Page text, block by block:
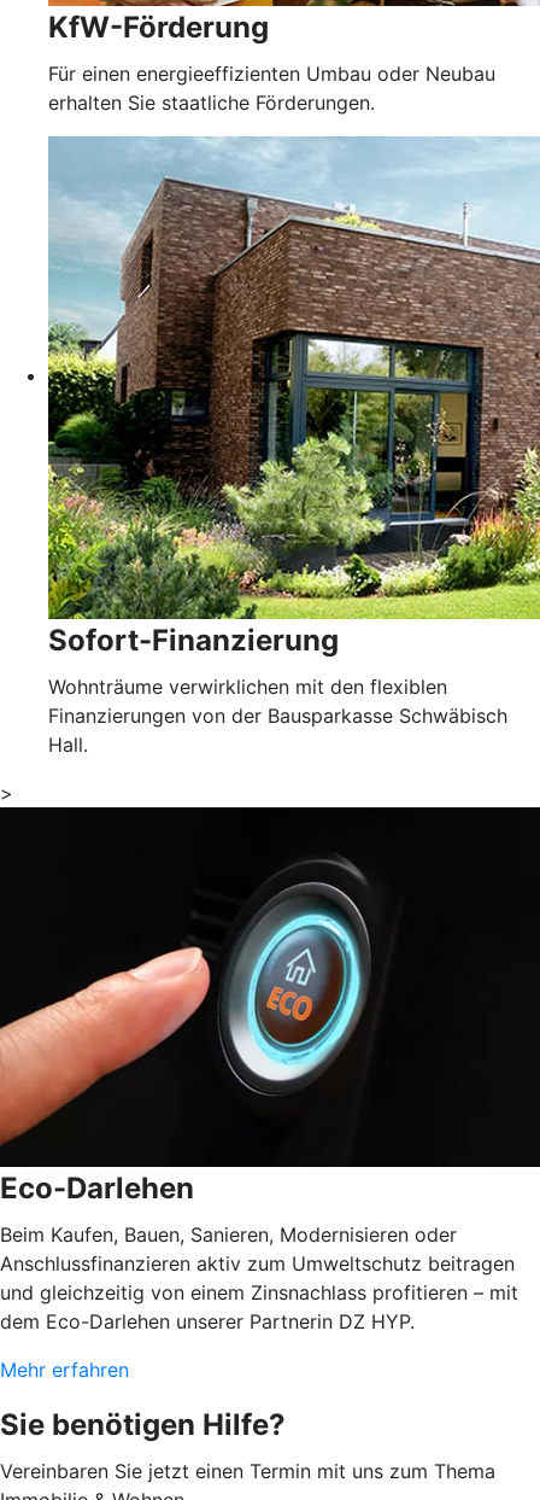
KfW-Förderung
Für einen energieeffizienten Umbau oder Neubau
erhalten Sie staatliche Förderungen.
Sofort-Finanzierung
Wohnträume verwirklichen mit den flexiblen
Finanzierungen von der Bausparkasse Schwäbisch
Hall.
>
Eco-Darlehen
Beim Kaufen, Bauen, Sanieren, Modernisieren oder
Anschlussfinanzieren aktiv zum Umweltschutz beitragen
und gleichzeitig von einem Zinsnachlass profitieren – mit
dem Eco-Darlehen unserer Partnerin DZ HYP.
Mehr erfahren
Sie benötigen Hilfe?
Vereinbaren Sie jetzt einen Termin mit uns zum Thema